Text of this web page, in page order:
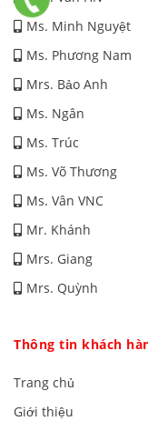
Ms. Minh Nguyệt
Ms. Phương Nam
Mrs. Bảo Anh
Ms. Ngân
Ms. Trúc
Ms. Võ Thương
Ms. Vân VNC
Mr. Khánh
Mrs. Giang
Mrs. Quỳnh
Thông tin khách
Trang chủ
Giới thiệu